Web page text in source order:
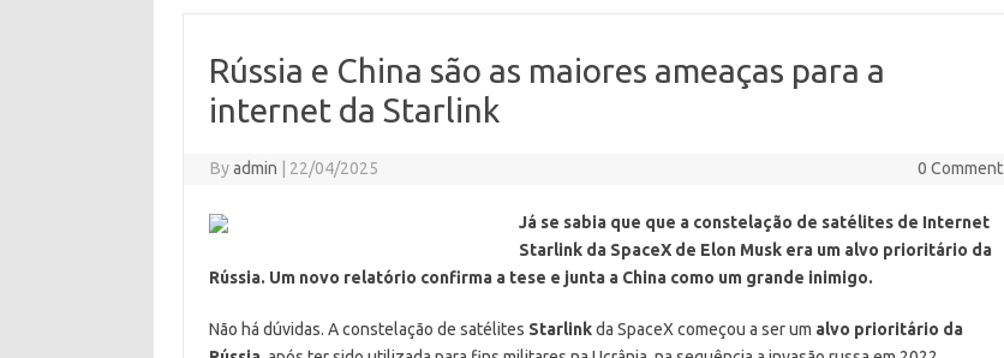
Rússia e China são as maiores ameaças para a
internet da Starlink
Byadmin 22/04/2025 0 Comment
Já se sabia que que a constelação de satélites de Internet
Starlink da SpaceX de Elon Musk era um alvo prioritário da
Rússia. Um novo relatório confirma a tese e junta a China como um grande inimigo.
Não há dúvidas. A constelação de satélites Starlinkda SpaceX começou a ser um alvo prioritário da